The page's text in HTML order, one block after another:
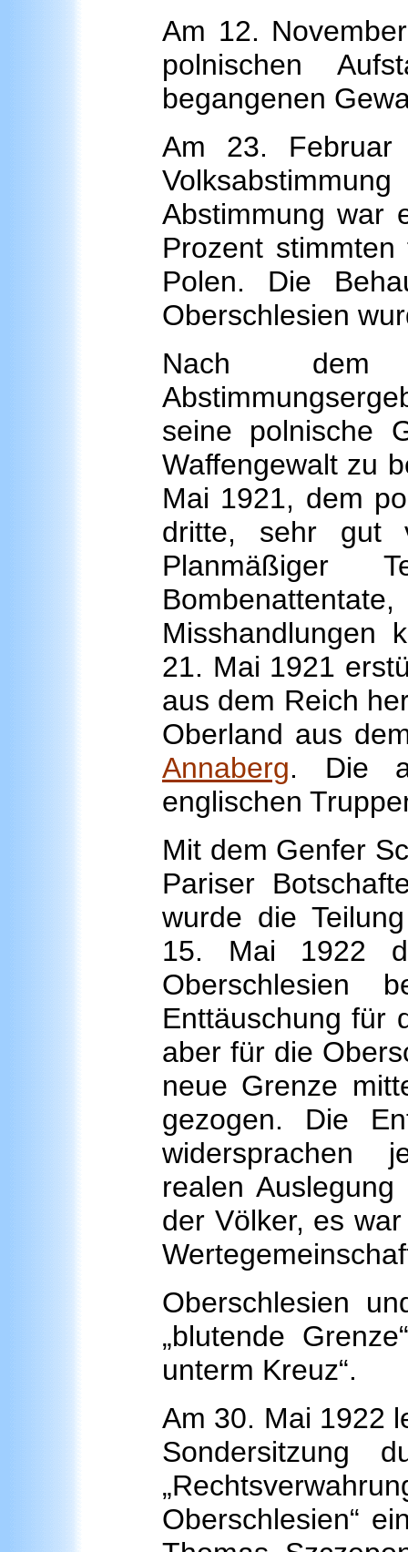
Am 12.
polnischen
begangenen
Am 23.
Abstimmung war
Prozent
Polen. Die
Oberschlesien
Nach dem
seine polnische
Waffengewalt zu
Mai 1921, dem
dritte, sehr gut
Planmäßiger
Misshandlungen
21. Mai 1921
aus dem Reich
Oberland aus
Annaberg. Die
englischen
Mit dem Genfer
Pariser
wurde die
15. Mai 1922
Oberschlesien
Enttäuschung für
aber für die
neue Grenze
gezogen. Die
widersprachen
realen
der Völker, es
Oberschlesien
„blutende
unterm Kreuz“.
Am 30. Mai 1922
Sondersitzung
Oberschlesien“